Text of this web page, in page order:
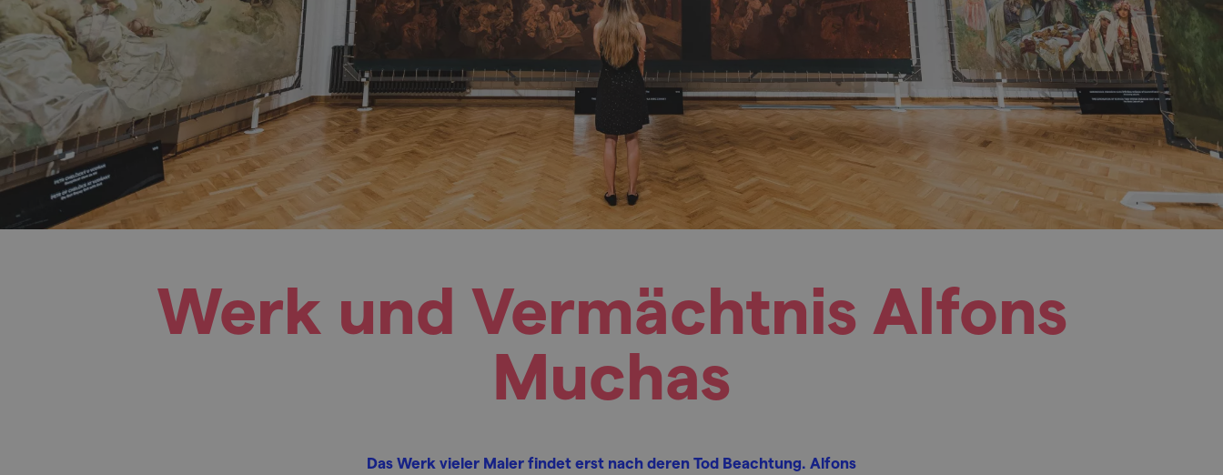
Werk und Vermächtnis Alfons
Muchas
Das Werk vieler Maler findet erst nach deren Tod Beachtung. Alfons